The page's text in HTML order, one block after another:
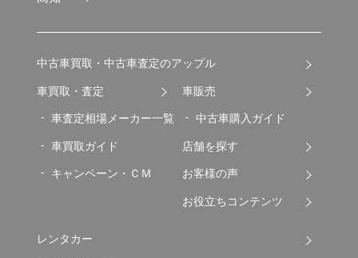
中古車買取・中古車査定のアップル
車買取・査定
車査定相場メーカー一覧
車買取ガイド
キャンペーン・ＣＭ
車販売
中古車購入ガイド
店舗を探す
お客様の声
お役立ちコンテンツ
レンタカー